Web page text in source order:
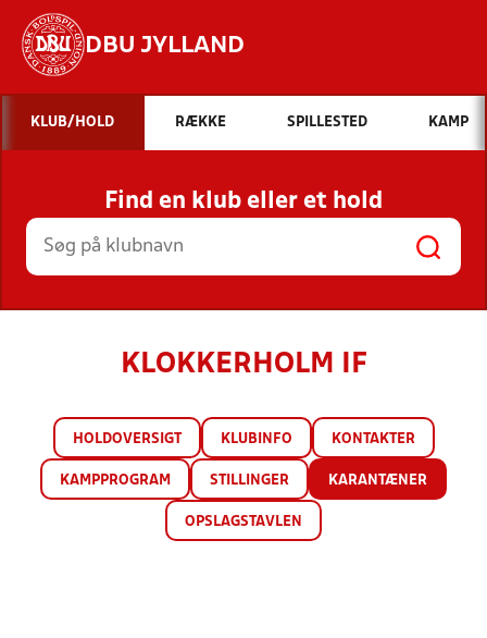
DBU JYLLAND
Hvad vil du søge efter?
INDHOLD OG NYHEDER
STILLINGER, RESULTATER, KLUBBER OG
HOLD
KLUB/HOLD RÆKKE SPILLESTED KAMP
Find en klub eller et hold
KLOKKERHOLM IF
HOLDOVERSIGT KLUBINFO KONTAKTER
KAMPPROGRAM STILLINGER KARANTÆNER
OPSLAGSTAVLEN